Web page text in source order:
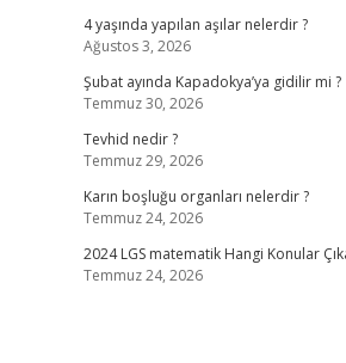
4 yaşında yapılan aşılar nelerdir ?
Ağustos 3, 2026
Şubat ayında Kapadokya’ya gidilir mi ?
Temmuz 30, 2026
Tevhid nedir ?
Temmuz 29, 2026
Karın boşluğu organları nelerdir ?
Temmuz 24, 2026
2024 LGS matematik Hangi Konular
Temmuz 24, 2026